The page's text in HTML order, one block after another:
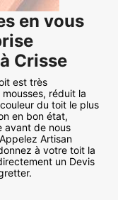
en vous
Crisse
est très
réduit la
du toit le plus
en bon état,
avant de nous
Artisan
à votre toit la
un Devis